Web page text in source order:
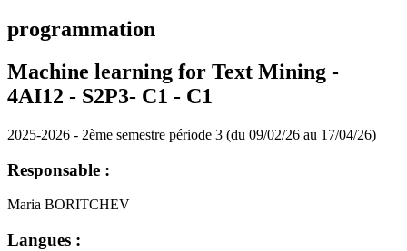
programmation
Machine learning for Text Mining -
4AI12 - S2P3- C1 - C1
2025-2026 - 2ème semestre période 3 (du 09/02/26 au 17/04/26)
Responsable :
Maria BORITCHEV
Langues :